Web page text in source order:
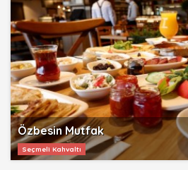
Özbesin Mutfak
Seçmeli Kahvaltı